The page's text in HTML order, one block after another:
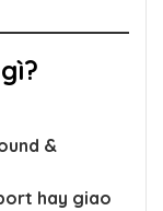
&
hay giao